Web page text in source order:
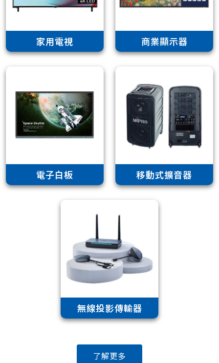
家用電視 商業顯示器
電子白板 移動式擴音器
無線投影傳輸器
了解更多